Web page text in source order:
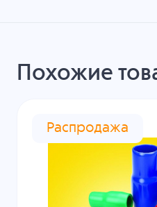
Похожие
Распродажа